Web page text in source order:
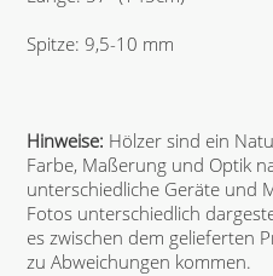
Spitze: 9,5-10 mm
Hinweise: Hölzer sind ein
Farbe, Maßerung und Optik
unterschiedliche Geräte und
Fotos unterschiedlich
es zwischen dem gelieferten
zu Abweichungen kommen.